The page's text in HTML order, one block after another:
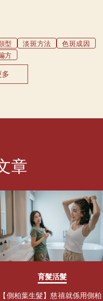
型 淡斑方法
色斑成因
方
多
章
育髮活髮
【側柏葉生髮】慈禧就係用側柏